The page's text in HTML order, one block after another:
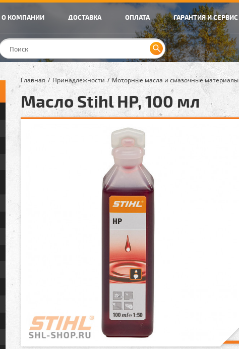
О КОМПАНИИ ДОСТАВКА ОПЛАТА ГАРАНТИЯ И СЕРВИС
Главная Принадлежности Моторные масла и смазочные материалы
Масло Stihl HP, 100 мл